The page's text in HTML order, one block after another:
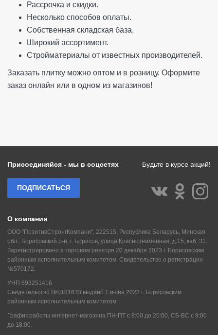
Рассрочка и скидки.
Несколько способов оплаты.
Собственная складская база.
Широкий ассортимент.
Стройматериалы от известных производителей.
Заказать плитку можно оптом и в розницу. Оформите
заказ онлайн или в одном из магазинов!
О компании
ООО "ПозитивСтронгКомпани", 222515, Республика Беларусь, Минская
обл., Борисовский р-н, г. Борисов, улица Краснознаменная, д.15, каб. 31.
Зарегистрировано в торговом реестре 20 декабря 2023 г. Борисовским
районным исполнительным комитетом. Свидетельство о регистрации
№570172.
УНП 693251416
Свидетельство №0181633 выдано 1 июня 2023 г. Борисовским
районным исполнительным комитетом.
График работы интернет-магазина ПН-ПТ с 8:00 до 20:00, СБ-ВС с 8:00
до 18:00.
Присоединяйся - мы в соцсетях Будьте в курсе акций!
ПОДПИСАТЬСЯ